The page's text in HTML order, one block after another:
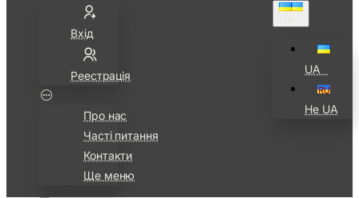
Вхід
Реестрація
Про нас
Часті питання
Контакти
Ще меню
UA⠀
Не UA